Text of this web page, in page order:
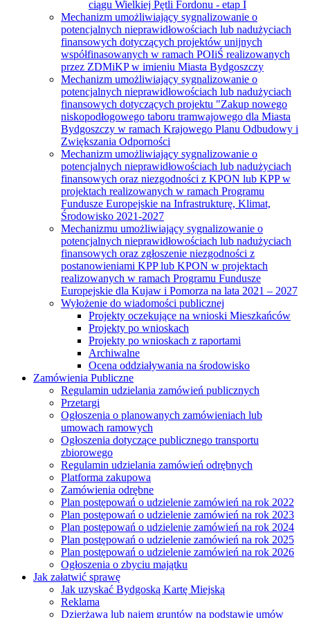
ciągu Wielkiej Pętli Fordonu - etap I
Mechanizm umożliwiający sygnalizowanie o
potencjalnych nieprawidłowościach lub nadużyciach
finansowych dotyczących projektów unijnych
współfinasowanych w ramach POIiŚ realizowanych
przez ZDMiKP w imieniu Miasta Bydgoszczy
Mechanizm umożliwiający sygnalizowanie o
potencjalnych nieprawidłowościach lub nadużyciach
finansowych dotyczących projektu "Zakup nowego
niskopodłogowego taboru tramwajowego dla Miasta
Bydgoszczy w ramach Krajowego Planu Odbudowy i
Zwiększania Odporności
Mechanizm umożliwiający sygnalizowanie o
potencjalnych nieprawidłowościach lub nadużyciach
finansowych oraz niezgodności z KPON lub KPP w
projektach realizowanych w ramach Programu
Fundusze Europejskie na Infrastrukturę, Klimat,
Środowisko 2021-2027
Mechanizmu umożliwiający sygnalizowanie o
potencjalnych nieprawidłowościach lub nadużyciach
finansowych oraz zgłoszenie niezgodności z
postanowieniami KPP lub KPON w projektach
realizowanych w ramach Programu Fundusze
Europejskie dla Kujaw i Pomorza na lata 2021 – 2027
Wyłożenie do wiadomości publicznej
Projekty oczekujące na wnioski Mieszkańców
Projekty po wnioskach
Projekty po wnioskach z raportami
Archiwalne
Ocena oddziaływania na środowisko
Zamówienia Publiczne
Regulamin udzielania zamówień publicznych
Przetargi
Ogłoszenia o planowanych zamówieniach lub
umowach ramowych
Ogłoszenia dotyczące publicznego transportu
zbiorowego
Regulamin udzielania zamówień odrębnych
Platforma zakupowa
Zamówienia odrębne
Plan postępowań o udzielenie zamówień na rok 2022
Plan postępowań o udzielenie zamówień na rok 2023
Plan postępowań o udzielenie zamówień na rok 2024
Plan postępowań o udzielenie zamówień na rok 2025
Plan postępowań o udzielenie zamówień na rok 2026
Ogłoszenia o zbyciu majątku
Jak załatwić sprawę
Jak uzyskać Bydgoską Kartę Miejską
Reklama
Dzierżawa lub najem gruntów na podstawie umów